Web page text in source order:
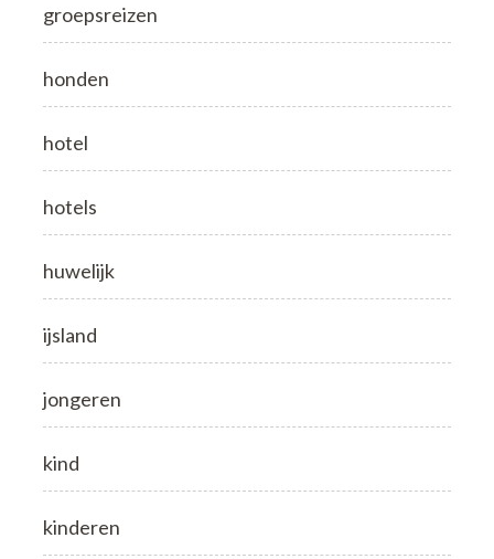
groepsreizen
honden
hotel
hotels
huwelijk
ijsland
jongeren
kind
kinderen